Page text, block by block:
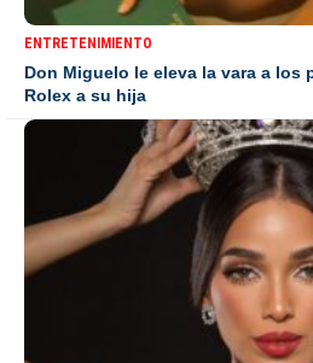
ENTRETENIMIENTO
Don Miguelo le eleva la vara a los
Rolex a su hija